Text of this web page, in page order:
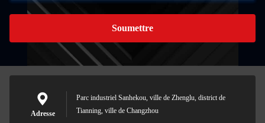
Soumettre
Adresse
Parc industriel Sanhekou, ville de Zhenglu, district de
Tianning, ville de Changzhou